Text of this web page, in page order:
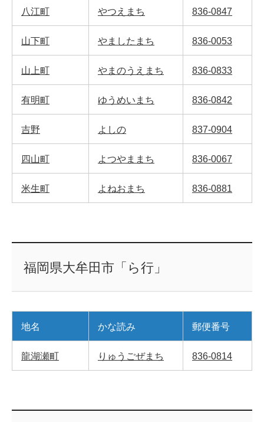
八江町 やつえまち 836-0847
山下町 やましたまち 836-0053
山上町 やまのうえまち 836-0833
有明町 ゆうめいまち 836-0842
吉野 よしの 837-0904
四山町 よつやままち 836-0067
米生町 よねおまち 836-0881
福岡県大牟田市「ら行」
地名 かな読み 郵便番号
龍湖瀬町 りゅうごぜまち 836-0814